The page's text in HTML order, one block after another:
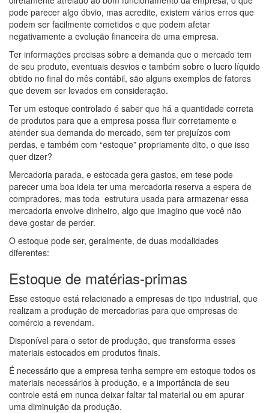
pode parecer algo óbvio, mas acredite, existem vários erros que
podem ser facilmente cometidos e que podem afetar
negativamente a evolução financeira de uma empresa.
Ter informações precisas sobre a demanda que o mercado tem
de seu produto, eventuais desvios e também sobre o lucro líquido
obtido no final do mês contábil, são alguns exemplos de fatores
que devem ser levados em consideração.
Ter um estoque controlado é saber que há a quantidade correta
de produtos para que a empresa possa fluir corretamente e
atender sua demanda do mercado, sem ter prejuízos com
perdas, e também com “estoque” propriamente dito, o que isso
quer dizer?
Mercadoria parada, e estocada gera gastos, em tese pode
parecer uma boa ideia ter uma mercadoria reserva a espera de
compradores, mas toda estrutura usada para armazenar essa
mercadoria envolve dinheiro, algo que imagino que você não
deve gostar de perder.
O estoque pode ser, geralmente, de duas modalidades
diferentes:
Estoque de matérias-primas
Esse estoque está relacionado a empresas de tipo industrial, que
realizam a produção de mercadorias para que empresas de
comércio a revendam.
Disponível para o setor de produção, que transforma esses
materiais estocados em produtos finais.
É necessário que a empresa tenha sempre em estoque todos os
materiais necessários à produção, e a importância de seu
controle está em nunca deixar faltar tal material ou em apurar
uma diminuição da produção.